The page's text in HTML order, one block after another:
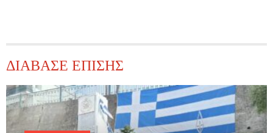
ΔΙΑΒΑΣΕ ΕΠΙΣΗΣ